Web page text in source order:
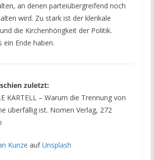
an denen parteiübergreifend noch
wird. Zu stark ist der klerikale
die Kirchenhörigkeit der Politik.
Ende haben.
zuletzt:
KARTELL – Warum die Trennung von
überfällig ist. Nomen Verlag, 272
Kunze aufUnsplash